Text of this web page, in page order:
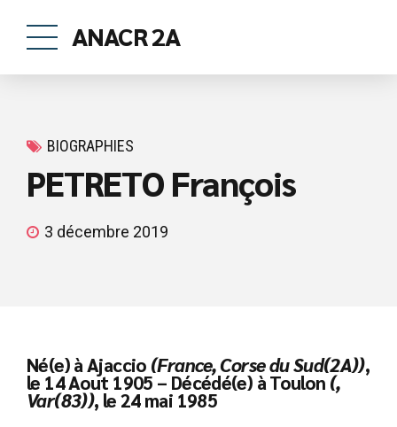
ANACR 2A
BIOGRAPHIES
PETRETO François
3 décembre 2019
Né(e) à Ajaccio (France, Corse du Sud(2A)),
le 14 Aout 1905 – Décédé(e) à Toulon (,
Var(83)), le 24 mai 1985